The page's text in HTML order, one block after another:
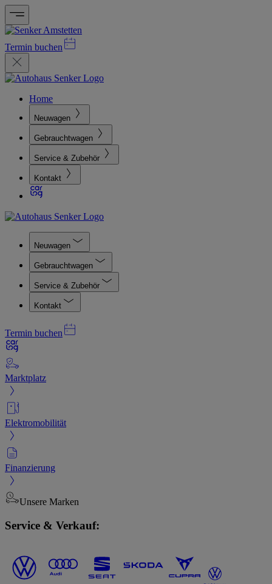
Termin buchen
Home
Neuwagen
Gebrauchtwagen
Service & Zubehör
Kontakt
Neuwagen
Gebrauchtwagen
Service & Zubehör
Kontakt
Termin buchen
Marktplatz
Elektromobilität
Finanzierung
Unsere Marken
Service & Verkauf: